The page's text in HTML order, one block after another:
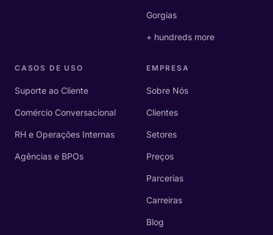
Gorgias
+ hundreds more
CASOS DE USO
Suporte ao Cliente
Comércio Conversacional
RH e Operações Internas
Agências e BPOs
EMPRESA
Sobre Nós
Clientes
Setores
Preços
Parcerias
Carreiras
Blog